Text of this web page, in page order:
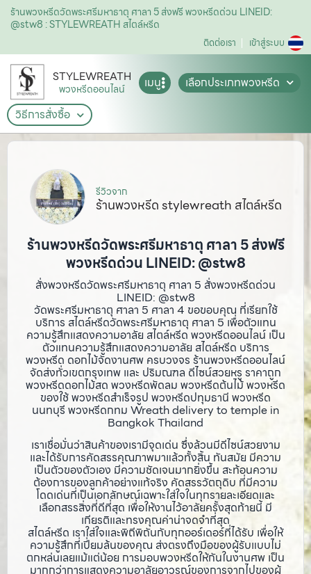
ร้านพวงหรีดวัดพระศรีมหาธาตุ ศาลา 5 ส่งฟรี พวงหรีดด่วน LINEID:
@stw8 : STYLEWREATH สไตล์หรีด
ติดต่อเรา เข้าสู่ระบบ
STYLEWREATH
พวงหรีดออนไลน์ เมนู
เลือกประเภทพวงหรีด
วิธีการสั่งซื้อ
รีวิวจาก
ร้านพวงหรีด stylewreath สไตล์หรีด
ร้านพวงหรีดวัดพระศรีมหาธาตุ ศาลา 5 ส่งฟรี
พวงหรีดด่วน LINEID: @stw8
สั่งพวงหรีดวัดพระศรีมหาธาตุ ศาลา 5 สั่งพวงหรีดด่วน
LINEID: @stw8
วัดพระศรีมหาธาตุ ศาลา 5 ศาลา 4 ขอขอบคุณ ที่เรียกใช้
บริการ สไตล์หรีดวัดพระศรีมหาธาตุ ศาลา 5 เพื่อตัวแทน
ความรู้สึกแสดงความอาลัย สไตล์หรีด พวงหรีดออนไลน์ เป็น
ตัวแทนความรู้สึกแสดงความอาลัย สไตล์หรีด บริการ
พวงหรีด ดอกไม้จัดงานศพ ครบวงจร ร้านพวงหรีดออนไลน์
จัดส่งทั่วเขตกรุงเทพ และ ปริมณฑล ดีไซน์สวยหรู ราคาถูก
พวงหรีดดอกไม้สด พวงหรีดพัดลม พวงหรีดต้นไม้ พวงหรีด
ของใช้ พวงหรีดสำเร็จรูป พวงหรีดปทุมธานี พวงหรีด
นนทบุรี พวงหรีดกทม Wreath delivery to temple in
Bangkok Thailand
เราเชื่อมั่นว่าสินค้าของเรามีจุดเด่น ซึ่งล้วนมีดีไซน์สวยงาม
และได้รับการคัดสรรคุณภาพมาแล้วทั้งสิ้น ทันสมัย มีความ
เป็นตัวของตัวเอง มีความชัดเจนมากยิ่งขึ้น สะท้อนความ
ต้องการของลูกค้าอย่างแท้จริง คัดสรรวัตถุดิบ ที่มีความ
โดดเด่นที่เป็นเอกลักษณ์เฉพาะใส่ใจในทุกรายละเอียดและ
เลือกสรรสิ่งที่ดีที่สุด เพื่อให้งานไว้อาลัยครั้งสุดท้ายนี้ มี
เกียรติและทรงคุณค่าน่าจดจำที่สุด
สไตล์หรีด เราใส่ใจและพิถีพิถันกับทุกออร์เดอร์ที่ได้รับ เพื่อให้
ความรู้สึกที่เปี่ยมล้นของคุณ ส่งตรงถึงมือของผู้รับแบบไม่
ตกหล่นเลยแม้แต่น้อย การมอบพวงหรีดให้กันในงานศพ เป็น
มากกว่าการแสดงความอาลัยอาวรณ์ของการจากไปของผู้